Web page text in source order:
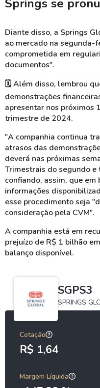
Springs se
Diante disso, a Springs
ao mercado na segunda-
comprometida em
documentos".
🗓️Além disso, lembrou
demonstrações
apresentar nos próximos
trimestre de 2024.
"A companhia continua
atrasos das
deverá nas próximas
Trimestrais do segundo
confiando, assim, que
informações
esse procedimento seja
consideração pela CVM".
A companhia está em
prejuízo de R$ 1 bilhão
balanço disponível.
SGPS3
SPRINGS
Cotação
R$ 1,64
Margem Líquida